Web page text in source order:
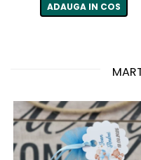
ADAUGA IN COS